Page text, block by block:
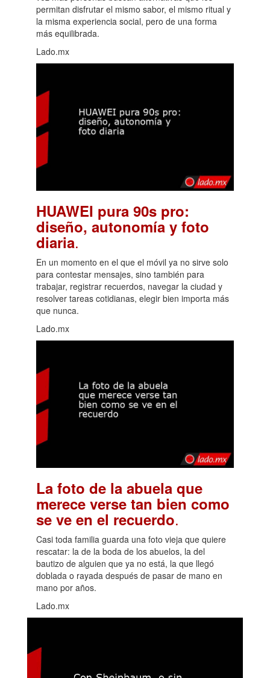
permitan disfrutar el mismo sabor, el mismo ritual y
la misma experiencia social, pero de una forma
más equilibrada.
Lado.mx
HUAWEI pura 90s pro:
diseño, autonomía y foto
diaria.
En un momento en el que el móvil ya no sirve solo
para contestar mensajes, sino también para
trabajar, registrar recuerdos, navegar la ciudad y
resolver tareas cotidianas, elegir bien importa más
que nunca.
Lado.mx
La foto de la abuela que
merece verse tan bien como
se ve en el recuerdo.
Casi toda familia guarda una foto vieja que quiere
rescatar: la de la boda de los abuelos, la del
bautizo de alguien que ya no está, la que llegó
doblada o rayada después de pasar de mano en
mano por años.
Lado.mx